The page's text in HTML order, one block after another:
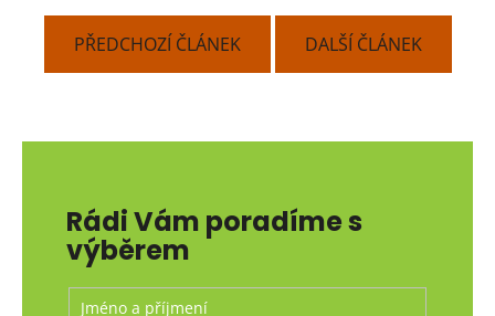
PŘEDCHOZÍ ČLÁNEK DALŠÍ ČLÁNEK
Rádi Vám poradíme s
výběrem
Jméno a příjmení